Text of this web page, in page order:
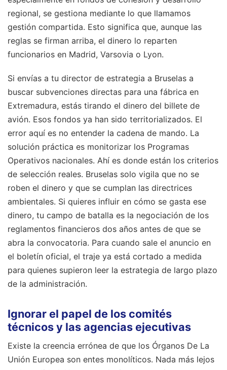
regional, se gestiona mediante lo que llamamos
gestión compartida. Esto significa que, aunque las
reglas se firman arriba, el dinero lo reparten
funcionarios en Madrid, Varsovia o Lyon.
Si envías a tu director de estrategia a Bruselas a
buscar subvenciones directas para una fábrica en
Extremadura, estás tirando el dinero del billete de
avión. Esos fondos ya han sido territorializados. El
error aquí es no entender la cadena de mando. La
solución práctica es monitorizar los Programas
Operativos nacionales. Ahí es donde están los criterios
de selección reales. Bruselas solo vigila que no se
roben el dinero y que se cumplan las directrices
ambientales. Si quieres influir en cómo se gasta ese
dinero, tu campo de batalla es la negociación de los
reglamentos financieros dos años antes de que se
abra la convocatoria. Para cuando sale el anuncio en
el boletín oficial, el traje ya está cortado a medida
para quienes supieron leer la estrategia de largo plazo
de la administración.
Ignorar el papel de los comités
técnicos y las agencias ejecutivas
Existe la creencia errónea de que los Órganos De La
Unión Europea son entes monolíticos. Nada más lejos